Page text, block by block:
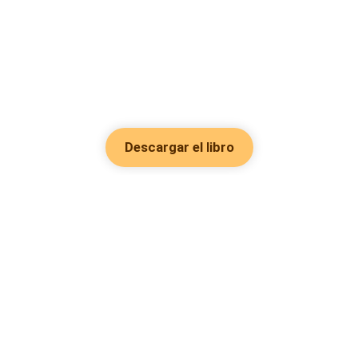
Descargar el libro